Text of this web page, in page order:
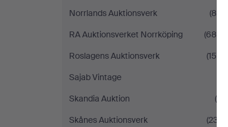
Norrlands Auktionsverk
(89)
RA Auktionsverket Norrköping
(684)
Roslagens Auktionsverk
(159)
Sajab Vintage
Skandia Auktion
(4)
Skånes Auktionsverk
(237)